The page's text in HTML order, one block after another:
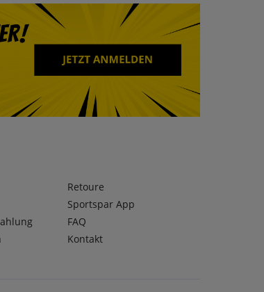
Retoure
Sportspar App
FAQ
Kontakt